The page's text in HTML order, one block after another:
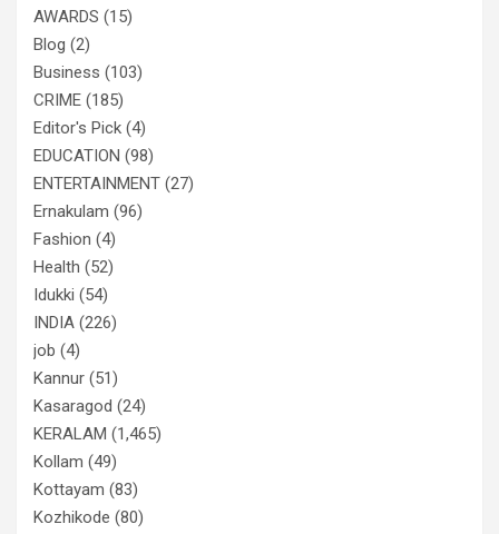
AWARDS (15)
Blog (2)
Business (103)
CRIME (185)
Editor's Pick (4)
EDUCATION (98)
ENTERTAINMENT (27)
Ernakulam (96)
Fashion (4)
Health (52)
Idukki (54)
INDIA (226)
job (4)
Kannur (51)
Kasaragod (24)
KERALAM (1,465)
Kollam (49)
Kottayam (83)
Kozhikode (80)